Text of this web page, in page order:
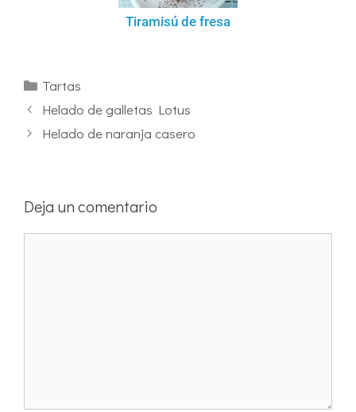
Tiramisú de fresa
Tartas
Helado de galletas Lotus
Helado de naranja casero
Deja un comentario